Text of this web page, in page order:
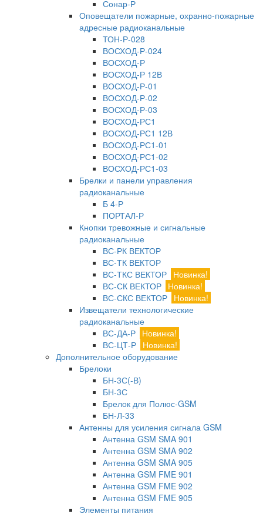
Сонар-Р
Оповещатели пожарные, охранно-пожарные
адресные радиоканальные
ТОН-Р-028
ВОСХОД-Р-024
ВОСХОД-Р
ВОСХОД-Р 12В
ВОСХОД-Р-01
ВОСХОД-Р-02
ВОСХОД-Р-03
ВОСХОД-РС1
ВОСХОД-РС1 12В
ВОСХОД-РС1-01
ВОСХОД-РС1-02
ВОСХОД-РС1-03
Брелки и панели управления
радиоканальные
Б 4-Р
ПОРТАЛ-Р
Кнопки тревожные и сигнальные
радиоканальные
ВС-РК ВЕКТОР
ВС-ТК ВЕКТОР
ВС-ТКС ВЕКТОР Новинка!
ВС-СК ВЕКТОР Новинка!
ВС-СКС ВЕКТОР Новинка!
Извещатели технологические
радиоканальные
ВС-ДА-Р Новинка!
ВС-ЦТ-Р Новинка!
Дополнительное оборудование
Брелоки
БН-3С(-В)
БН-3С
Брелок для Полюс-GSM
БН-Л-33
Антенны для усиления сигнала GSM
Антенна GSM SMA 901
Антенна GSM SMA 902
Антенна GSM SMA 905
Антенна GSM FME 901
Антенна GSM FME 902
Антенна GSM FME 905
Элементы питания